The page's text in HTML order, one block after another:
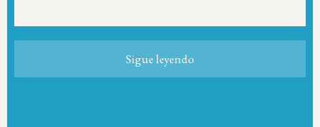
Sigue leyendo